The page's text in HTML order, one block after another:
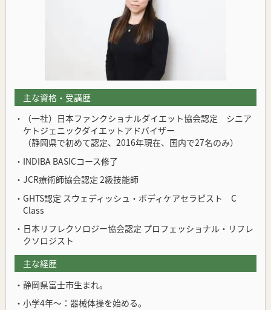
主な資格・受講歴
・（一社）日本ファンクショナルダイエット協会認定 シニア
ケトジェニックダイエットアドバイザー
（静岡県で初めて認定、2016年現在、国内で27名のみ）
・INDIBA BASICコース修了
・JCR療術師協会認定 2級技能師
・GHTS認定 スウェディッシュ・ボディケアセラピスト C
Class
・日本リフレクソロジー協会認定 プロフェッショナル・リフレ
クソロジスト
主な経歴
・静岡県富士市生まれ。
・小学4年～：器械体操を始める。